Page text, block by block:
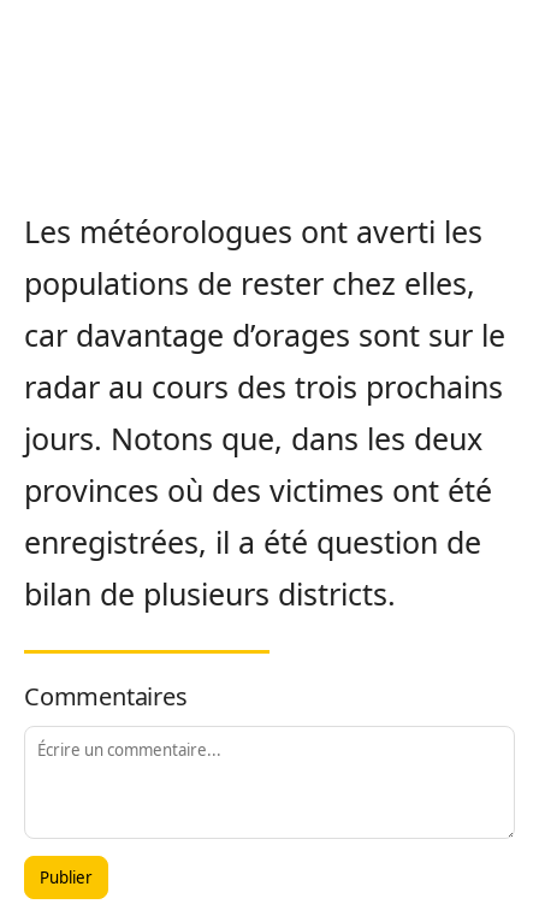
Les météorologues ont averti les
populations de rester chez elles,
car davantage d’orages sont sur le
radar au cours des trois prochains
jours. Notons que, dans les deux
provinces où des victimes ont été
enregistrées, il a été question de
bilan de plusieurs districts.
Commentaires
Publier